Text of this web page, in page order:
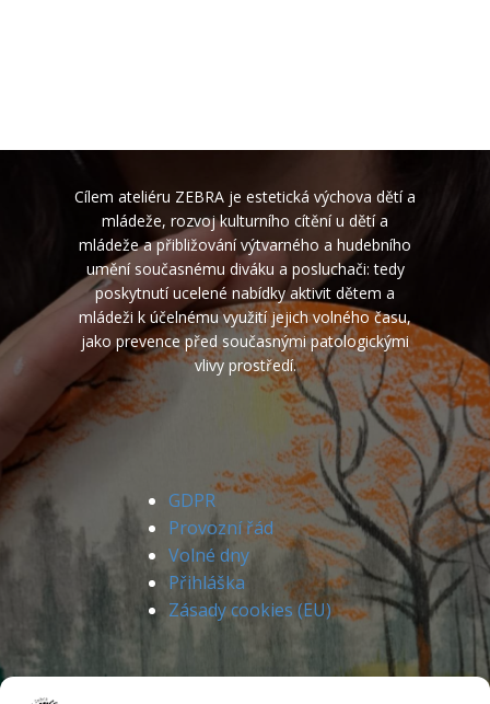
Cílem ateliéru ZEBRA je estetická výchova dětí a
mládeže, rozvoj kulturního cítění u dětí a
mládeže a přibližování výtvarného a hudebního
umění současnému diváku a posluchači: tedy
poskytnutí ucelené nabídky aktivit dětem a
mládeži k účelnému využití jejich volného času,
jako prevence před současnými patologickými
vlivy prostředí.
GDPR
Provozní řád
Volné dny
Přihláška
Zásady cookies (EU)